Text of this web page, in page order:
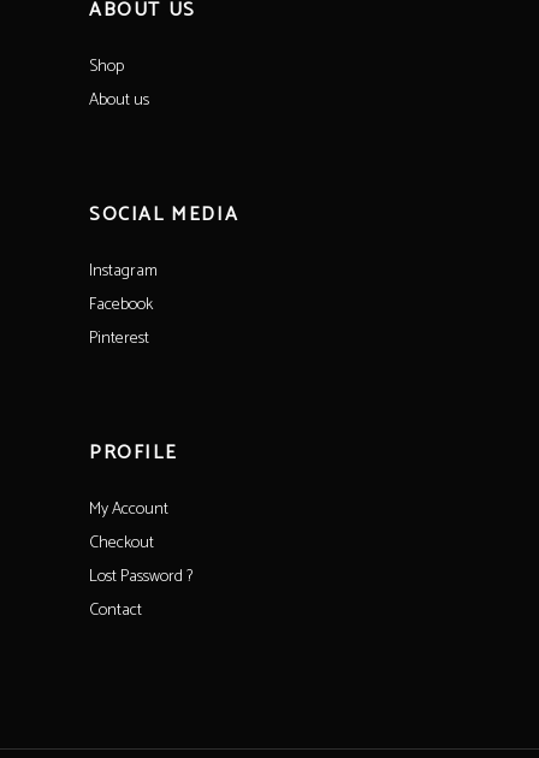
ABOUT US
Shop
About us
SOCIAL MEDIA
Instagram
Facebook
Pinterest
PROFILE
My Account
Checkout
Lost Password ?
Contact